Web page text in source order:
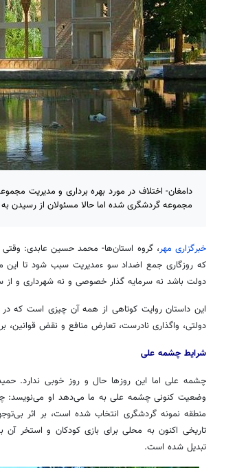
دامغان- اختلاف در مورد بهره برداری و مدیریت
مجموعه گردشگری شده اما حالا مسئولان از رسیدن
خبرگزاری مهر، گروه استان‌ها- محمد حسین عابدی:
که روزگاری جمع اضداد سوءمدیریت سبب شود تا این
دولت باشد نه سرمایه گذار خصوصی و نه شهرداری و
این داستان روایت کوتاهی از همه آن چیزی است که
دولتی، واگذاری نادرست، تعارض منافع و نقض
شرایط چشمه علی
چشمه علی اما این روزها حال و روز خوبی ندارد.
وضعیت کنونی چشمه علی به ما می‌دهد او می‌نویسد:
منطقه نمونه گردشگری انتخاب شده است، بر اثر
تاریخی اکنون به محلی برای بازی کودکان و استخر
تبدیل شده است.